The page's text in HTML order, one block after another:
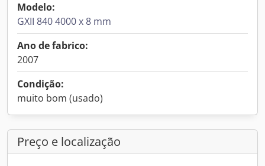
Modelo:
GXII 840 4000 x 8 mm
Ano de fabrico:
2007
Condição:
muito bom (usado)
Preço e localização